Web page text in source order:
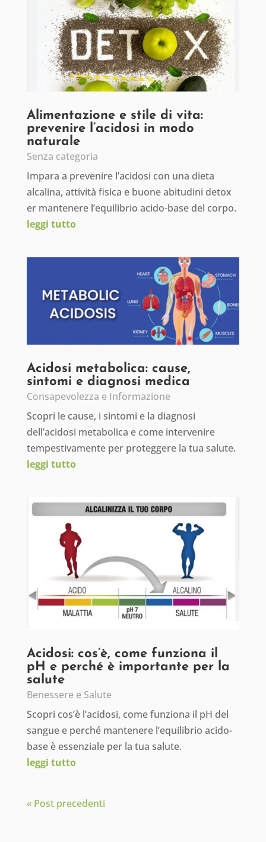
Alimentazione e stile di vita:
prevenire l’acidosi in modo
naturale
Senza categoria
Impara a prevenire l’acidosi con una dieta
alcalina, attività fisica e buone abitudini detox
er mantenere l’equilibrio acido-base del corpo.
leggi tutto
Acidosi metabolica: cause,
sintomi e diagnosi medica
Consapevolezza e Informazione
Scopri le cause, i sintomi e la diagnosi
dell’acidosi metabolica e come intervenire
tempestivamente per proteggere la tua salute.
leggi tutto
Acidosi: cos’è, come funziona il
pH e perché è importante per la
salute
Benessere e Salute
Scopri cos’è l’acidosi, come funziona il pH del
sangue e perché mantenere l’equilibrio acido-
base è essenziale per la tua salute.
leggi tutto
« Post precedenti